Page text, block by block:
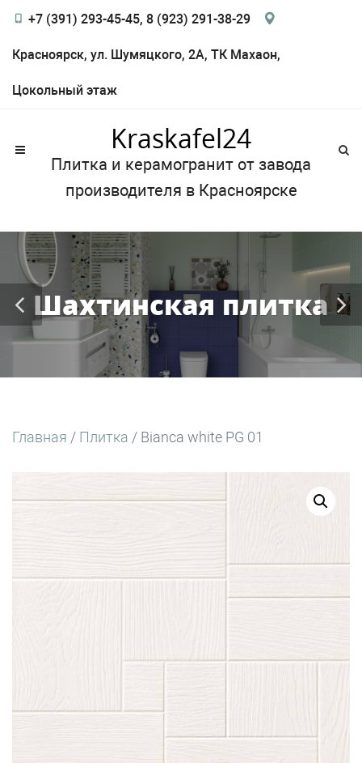
+7 (391) 293-45-45, 8 (923) 291-38-29
Красноярск, ул. Шумяцкого, 2А, ТК Махаон,
Цокольный этаж
Kraskafel24
Плитка и керамогранит от завода
производителя в Красноярске
Шахтинская плитка
Главная / Плитка / Bianca white PG 01